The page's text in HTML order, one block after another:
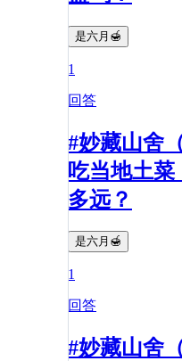
是六月🍯
1
回答
#妙藏山舍
吃当地土
多远？
是六月🍯
1
回答
#妙藏山舍